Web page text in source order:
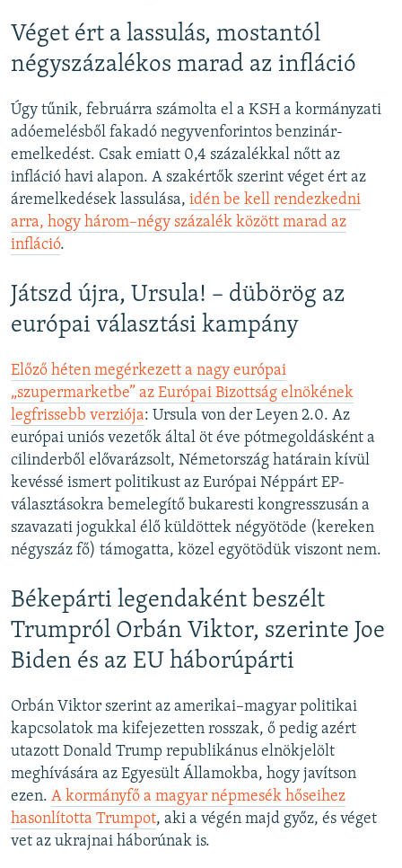
Véget ért a lassulás, mostantól
négyszázalékos marad az infláció
Úgy tűnik, februárra számolta el a KSH a kormányzati
adóemelésből fakadó negyvenforintos benzinár-
emelkedést. Csak emiatt 0,4 százalékkal nőtt az
infláció havi alapon. A szakértők szerint véget ért az
áremelkedések lassulása, idén be kell rendezkedni
arra, hogy három–négy százalék között marad az
infláció.
Játszd újra, Ursula! – dübörög az
európai választási kampány
Előző héten megérkezett a nagy európai
„szupermarketbe” az Európai Bizottság elnökének
legfrissebb verziója: Ursula von der Leyen 2.0. Az
európai uniós vezetők által öt éve pótmegoldásként a
cilinderből elővarázsolt, Németország határain kívül
kevéssé ismert politikust az Európai Néppárt EP-
választásokra bemelegítő bukaresti kongresszusán a
szavazati jogukkal élő küldöttek négyötöde (kereken
négyszáz fő) támogatta, közel egyötödük viszont nem.
Békepárti legendaként beszélt
Trumpról Orbán Viktor, szerinte Joe
Biden és az EU háborúpárti
Orbán Viktor szerint az amerikai–magyar politikai
kapcsolatok ma kifejezetten rosszak, ő pedig azért
utazott Donald Trump republikánus elnökjelölt
meghívására az Egyesült Államokba, hogy javítson
ezen. A kormányfő a magyar népmesék hőseihez
hasonlította Trumpot, aki a végén majd győz, és véget
vet az ukrajnai háborúnak is.